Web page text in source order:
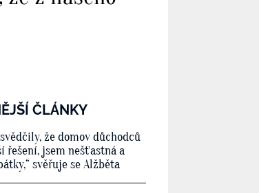
ČLÁNKY
že domov důchodců
řešení, jsem nešťastná a
svěřuje se Alžběta